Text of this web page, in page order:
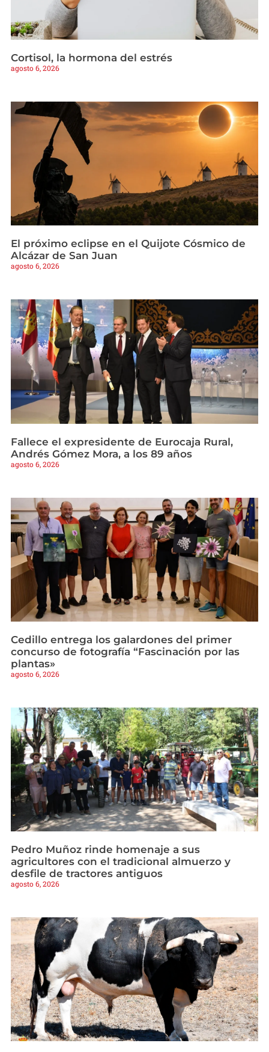
Cortisol, la hormona del estrés
agosto 6, 2026
El próximo eclipse en el Quijote Cósmico de
Alcázar de San Juan
agosto 6, 2026
Fallece el expresidente de Eurocaja Rural,
Andrés Gómez Mora, a los 89 años
agosto 6, 2026
Cedillo entrega los galardones del primer
concurso de fotografía “Fascinación por las
plantas»
agosto 6, 2026
Pedro Muñoz rinde homenaje a sus
agricultores con el tradicional almuerzo y
desfile de tractores antiguos
agosto 6, 2026